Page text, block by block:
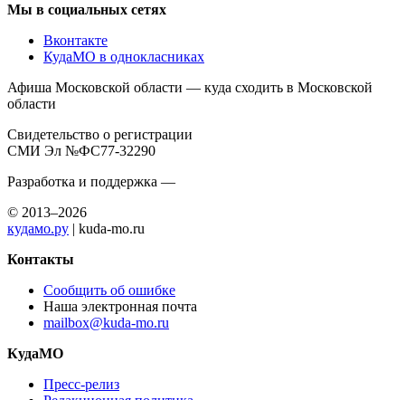
Мы в социальных сетях
Вконтакте
КудаМО в однокласниках
Афиша Московской области — куда сходить в Московской
области
Свидетельство о регистрации
СМИ Эл №ФС77-32290
Разработка и поддержка —
© 2013–2026
кудамо.ру | kuda-mo.ru
Контакты
Сообщить об ошибке
Наша электронная почта
mailbox@kuda-mo.ru
КудаМО
Пресс-релиз